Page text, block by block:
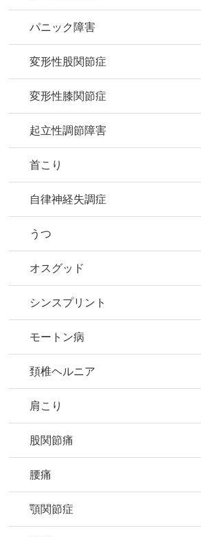
パニック障害
変形性股関節症
変形性膝関節症
起立性調節障害
首こり
自律神経失調症
うつ
オスグッド
シンスプリント
モートン病
頚椎ヘルニア
肩こり
股関節痛
腰痛
顎関節症